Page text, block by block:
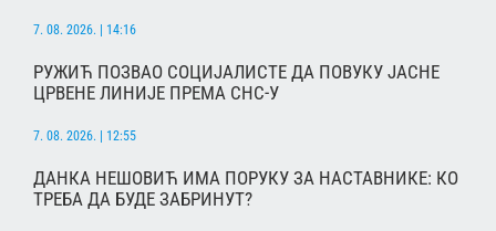
7. 08. 2026. | 14:16
РУЖИЋ ПОЗВАО СОЦИЈАЛИСТЕ ДА ПОВУКУ ЈАСНЕ
ЦРВЕНЕ ЛИНИЈЕ ПРЕМА СНС-У
7. 08. 2026. | 12:55
ДАНКА НЕШОВИЋ ИМА ПОРУКУ ЗА НАСТАВНИКЕ: КО
ТРЕБА ДА БУДЕ ЗАБРИНУТ?